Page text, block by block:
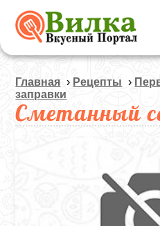
Главная › Рецепты ›
заправки
Сметанный